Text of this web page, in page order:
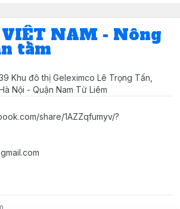
VIỆT NAM - Nông
tâm
Khu đô thị Geleximco Lê Trọng Tấn,
Nội - Quận Nam Từ Liêm
share/1AZZqfumyv/?